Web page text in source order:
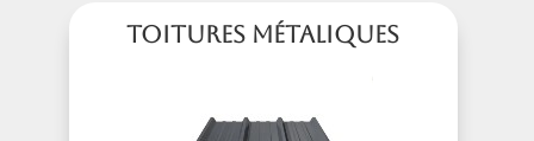
Toitures métaliques